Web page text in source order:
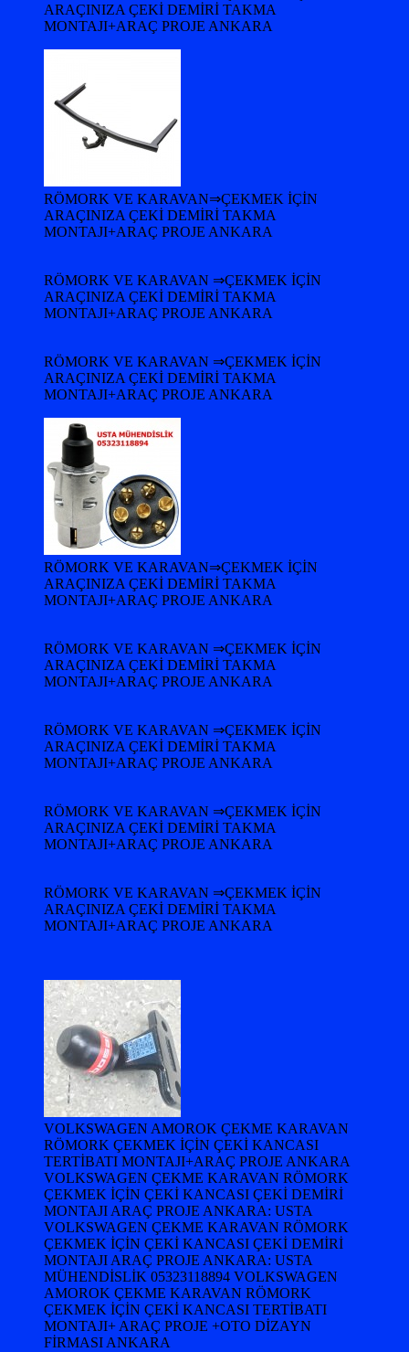
ARAÇINIZA ÇEKİ DEMİRİ TAKMA
MONTAJI+ARAÇ PROJE ANKARA
RÖMORK VE KARAVAN⇒ÇEKMEK İÇİN
ARAÇINIZA ÇEKİ DEMİRİ TAKMA
MONTAJI+ARAÇ PROJE ANKARA
RÖMORK VE KARAVAN ⇒ÇEKMEK İÇİN
ARAÇINIZA ÇEKİ DEMİRİ TAKMA
MONTAJI+ARAÇ PROJE ANKARA
RÖMORK VE KARAVAN ⇒ÇEKMEK İÇİN
ARAÇINIZA ÇEKİ DEMİRİ TAKMA
MONTAJI+ARAÇ PROJE ANKARA
RÖMORK VE KARAVAN⇒ÇEKMEK İÇİN
ARAÇINIZA ÇEKİ DEMİRİ TAKMA
MONTAJI+ARAÇ PROJE ANKARA
RÖMORK VE KARAVAN ⇒ÇEKMEK İÇİN
ARAÇINIZA ÇEKİ DEMİRİ TAKMA
MONTAJI+ARAÇ PROJE ANKARA
RÖMORK VE KARAVAN ⇒ÇEKMEK İÇİN
ARAÇINIZA ÇEKİ DEMİRİ TAKMA
MONTAJI+ARAÇ PROJE ANKARA
RÖMORK VE KARAVAN ⇒ÇEKMEK İÇİN
ARAÇINIZA ÇEKİ DEMİRİ TAKMA
MONTAJI+ARAÇ PROJE ANKARA
RÖMORK VE KARAVAN ⇒ÇEKMEK İÇİN
ARAÇINIZA ÇEKİ DEMİRİ TAKMA
MONTAJI+ARAÇ PROJE ANKARA
VOLKSWAGEN AMOROK ÇEKME KARAVAN
RÖMORK ÇEKMEK İÇİN ÇEKİ KANCASI
TERTİBATI MONTAJI+ARAÇ PROJE ANKARA
VOLKSWAGEN ÇEKME KARAVAN RÖMORK
ÇEKMEK İÇİN ÇEKİ KANCASI ÇEKİ DEMİRİ
MONTAJI ARAÇ PROJE ANKARA: USTA
VOLKSWAGEN ÇEKME KARAVAN RÖMORK
ÇEKMEK İÇİN ÇEKİ KANCASI ÇEKİ DEMİRİ
MONTAJI ARAÇ PROJE ANKARA: USTA
MÜHENDİSLİK 05323118894 VOLKSWAGEN
AMOROK ÇEKME KARAVAN RÖMORK
ÇEKMEK İÇİN ÇEKİ KANCASI TERTİBATI
MONTAJI+ ARAÇ PROJE +OTO DİZAYN
FİRMASI ANKARA